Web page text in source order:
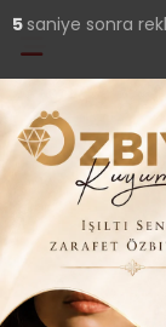
4 saniye sonra